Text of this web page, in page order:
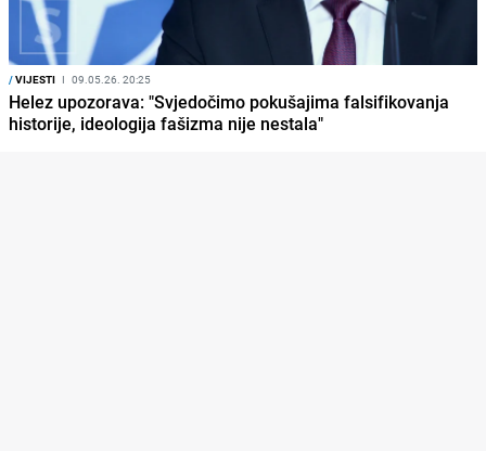
/VIJESTI I 09.05.26. 20:25
Helez upozorava: "Svjedočimo pokušajima falsifikovanja
historije, ideologija fašizma nije nestala"